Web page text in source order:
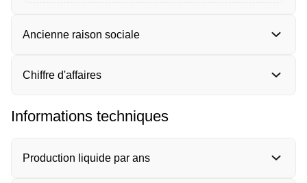
Ancienne raison sociale
Chiffre d'affaires
Informations techniques
Production liquide par ans